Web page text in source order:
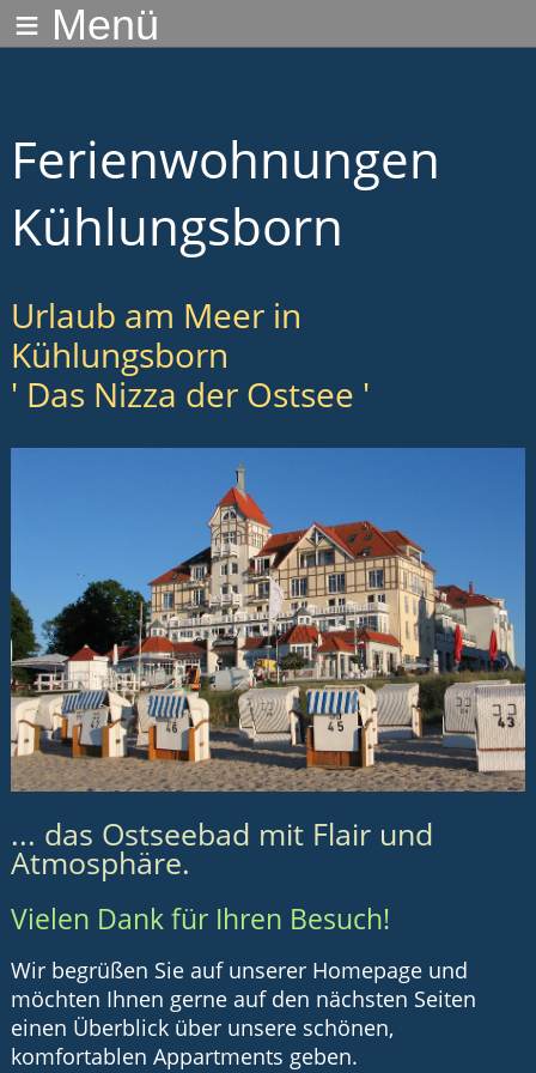
≡ Menü
Ferienwohnungen
Kühlungsborn
Urlaub am Meer in
Kühlungsborn
' Das Nizza der Ostsee '
... das Ostseebad mit Flair und
Atmosphäre.
Vielen Dank für Ihren Besuch!
Wir begrüßen Sie auf unserer Homepage und
möchten Ihnen gerne auf den nächsten Seiten
einen Überblick über unsere schönen,
komfortablen Appartments geben.